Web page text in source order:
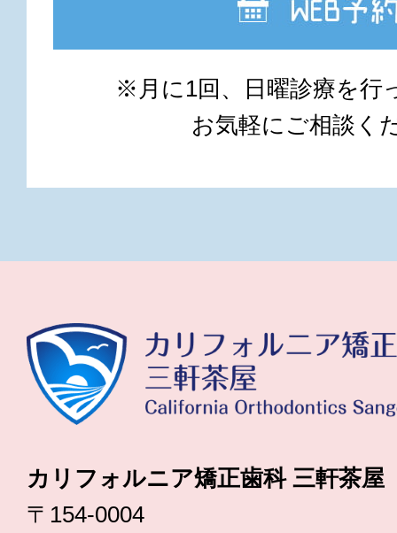
※月に1回、日曜診療を行
お気軽にご相談く
カリフォルニア矯正歯科 三軒茶屋
〒154-0004